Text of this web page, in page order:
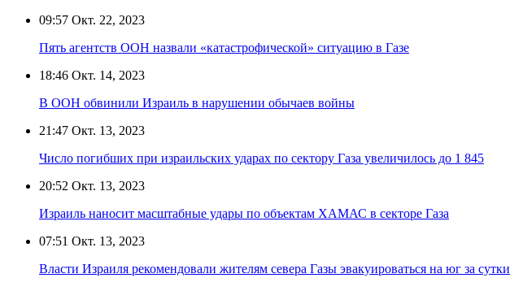
09:57 Окт. 22, 2023
Пять агентств ООН назвали «катастрофической» ситуацию в Газе
18:46 Окт. 14, 2023
В ООН обвинили Израиль в нарушении обычаев войны
21:47 Окт. 13, 2023
Число погибших при израильских ударах по сектору Газа увеличилось до 1 845
20:52 Окт. 13, 2023
Израиль наносит масштабные удары по объектам ХАМАС в секторе Газа
07:51 Окт. 13, 2023
Власти Израиля рекомендовали жителям севера Газы эвакуироваться на юг за сутки